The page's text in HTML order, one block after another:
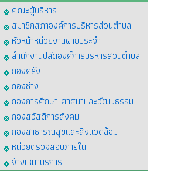
คณะผู้บริหาร
สมาชิกสภาองค์การบริหารส่วนตำบล
หัวหน้าหน่วยงานฝ่ายประจำ
สำนักงานปลัดองค์การบริหารส่วนตำบล
กองคลัง
กองช่าง
กองการศึกษา ศาสนาและวัฒนธรรม
กองสวัสดิการสังคม
กองสาธารณสุขและสิ่งแวดล้อม
หน่วยตรวจสอบภายใน
จ้างเหมาบริการ